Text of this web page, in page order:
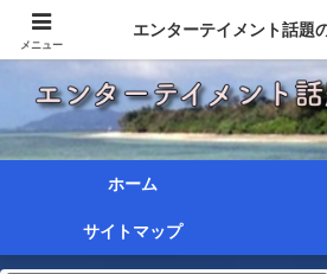
ホーム
サイトマップ
メニュー
エンターテイメント話題